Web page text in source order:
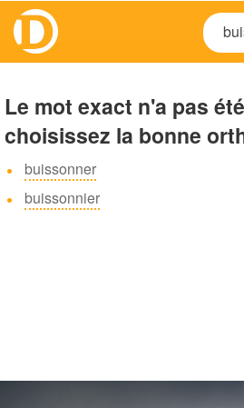
Le mot exact n'a pas
choisissez la bonne
buissonner
buissonnier